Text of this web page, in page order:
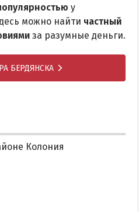
у
можно найти частный
за разумные деньги.
БЕРДЯНСКА